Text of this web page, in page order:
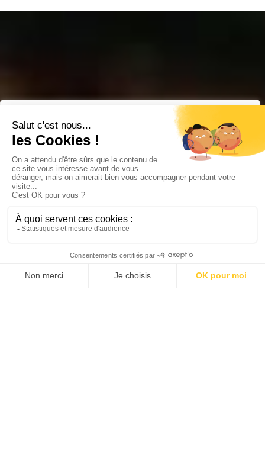
Nous respectons votre vie privée.
Nous utilisons des cookies pour améliorer votre expérience
de navigation, diffuser des publicités ou des contenus
personnalisés et analyser notre trafic. En cliquant sur « Tout
accepter », vous consentez à notre utilisation des cookies.
Personnaliser
Accepter tout